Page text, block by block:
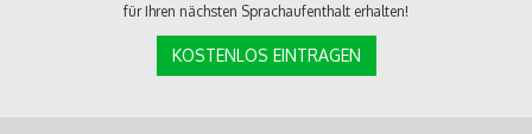
für Ihren nächsten Sprachaufenthalt erhalten!
KOSTENLOS EINTRAGEN